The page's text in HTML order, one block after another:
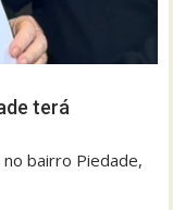
terá
no bairro Piedade,